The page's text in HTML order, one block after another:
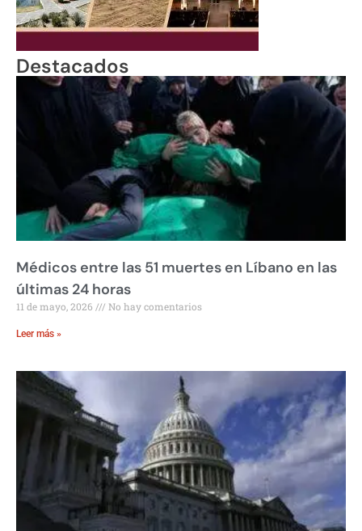
Destacados
Médicos entre las 51 muertes en Líbano en las
últimas 24 horas
11 de mayo, 2026 No hay comentarios
Leer más »